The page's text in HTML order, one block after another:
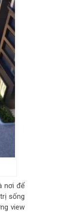
nơi để
sống
view